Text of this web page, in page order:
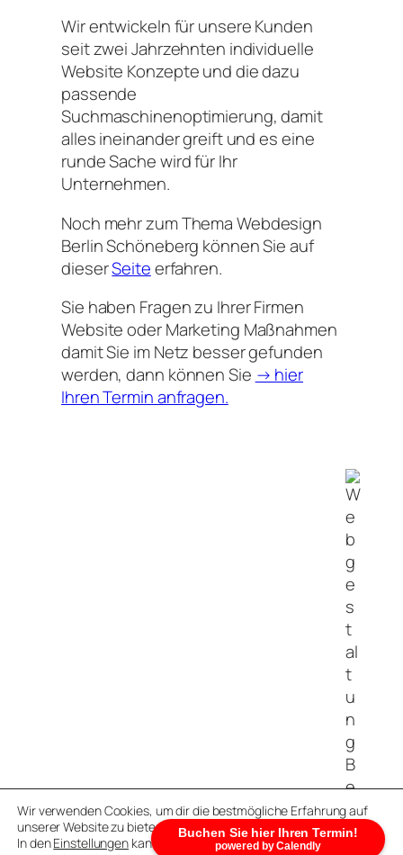
Buchen Sie hier Ihren Termin!
powered by Calendly
Wir entwickeln für unsere Kunden
seit zwei Jahrzehnten individuelle
Website Konzepte und die dazu
passende
Suchmaschinenoptimierung, damit
alles ineinander greift und es eine
runde Sache wird für Ihr
Unternehmen.
Noch mehr zum Thema Webdesign
Berlin Schöneberg können Sie auf
dieserSeiteerfahren.
Sie haben Fragen zu Ihrer Firmen
Website oder Marketing Maßnahmen
damit Sie im Netz besser gefunden
werden, dann können Sie → hier
Ihren Termin anfragen.
Wir verwenden Cookies, um dir die bestmögliche Erfahrung auf
unserer Website zu bieten.
In denEinstellungen kannst du erfahren, welche Cookies wir